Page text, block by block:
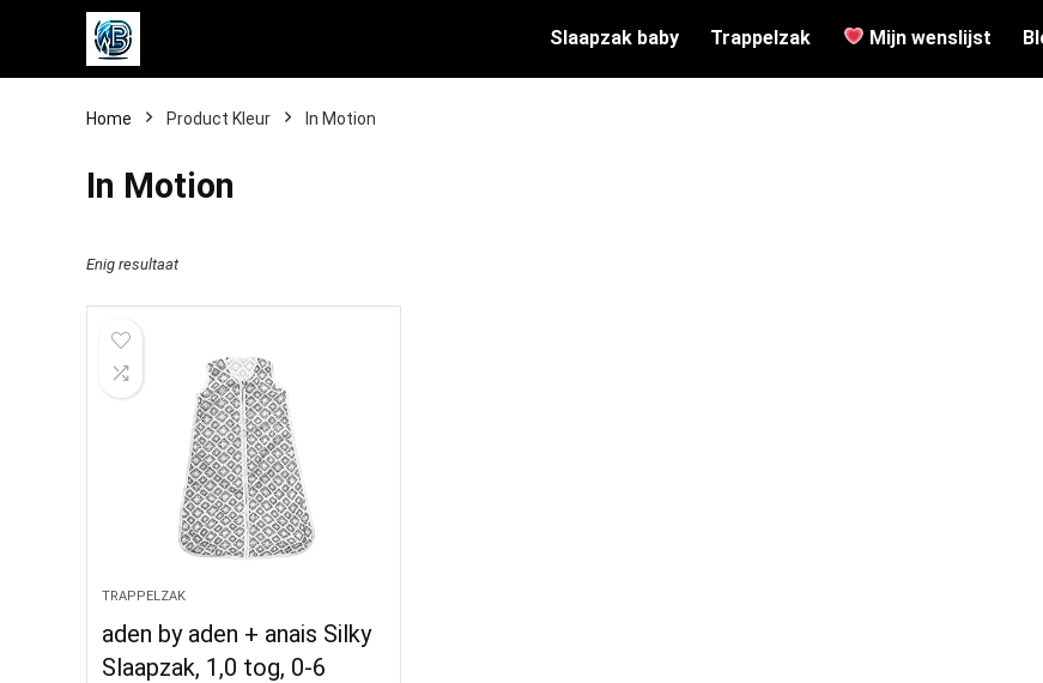
Slaapzak baby Trappelzak Mijn wenslijst
Home Product Kleur ‎In Motion
‎In Motion
Enig resultaat
TRAPPELZAK
aden by aden + anais Silky
Slaapzak, 1,0 tog, 0-6